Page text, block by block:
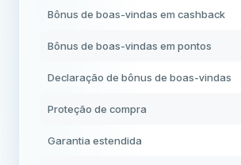
Bônus de boas-vindas em cashback
Bônus de boas-vindas em pontos
Declaração de bônus de boas-vindas
Proteção de compra
Garantia estendida